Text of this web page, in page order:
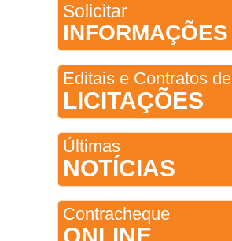
Solicitar
INFORMAÇÕES
Editais e Contratos de
LICITAÇÕES
Últimas
NOTÍCIAS
Contracheque